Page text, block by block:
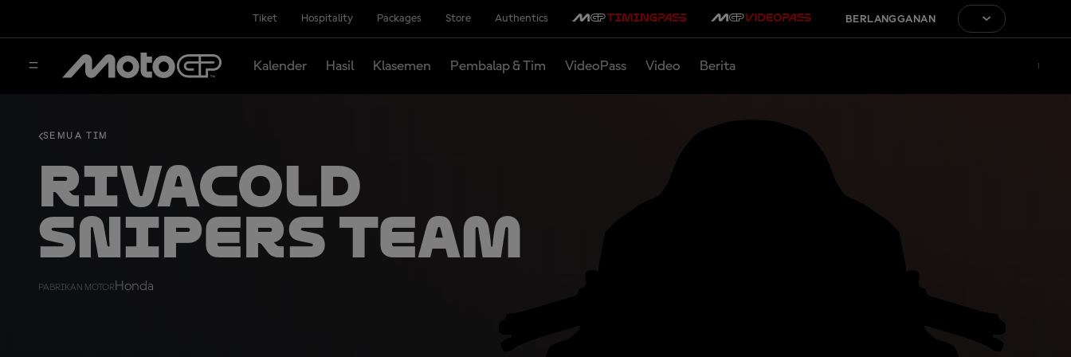
Tiket Hospitality Packages Store Authentics BERLANGGANAN
Kalender Hasil Klasemen Pembalap & Tim VideoPass Video Berita
SEMUA TIM
Rivacold
Snipers Team
PABRIKAN MOTOR Honda